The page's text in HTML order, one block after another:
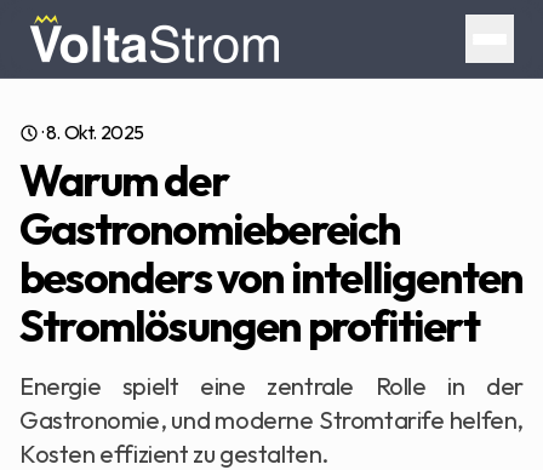
·8. Okt. 2025
Warum der
Gastronomiebereich
besonders von intelligenten
Stromlösungen profitiert
Energie spielt eine zentrale Rolle in der
Gastronomie, und moderne Stromtarife helfen,
Kosten effizient zu gestalten.